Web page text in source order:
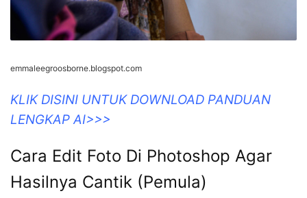
emmaleegroosborne.blogspot.com
KLIK DISINI UNTUK DOWNLOAD PANDUAN
LENGKAP AI>>>
Cara Edit Foto Di Photoshop Agar
Hasilnya Cantik (Pemula)